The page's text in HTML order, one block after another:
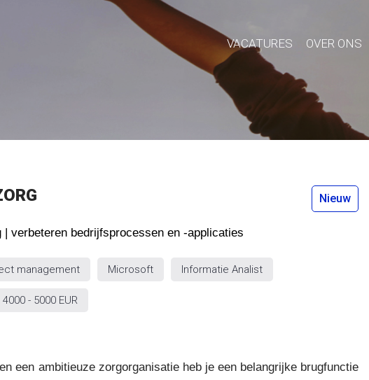
VACATURES OVER ONS
Nieuw
| verbeteren bedrijfsprocessen en -applicaties
management Microsoft Informatie Analist
4000 - 5000 EUR
een ambitieuze zorgorganisatie heb je een belangrijke brugfunctie